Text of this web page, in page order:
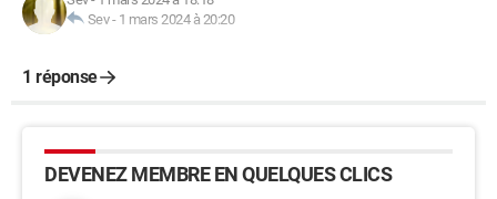
Sev- 1 mars 2024 à 20:20
1 réponse
DEVENEZ MEMBRE EN QUELQUES CLICS